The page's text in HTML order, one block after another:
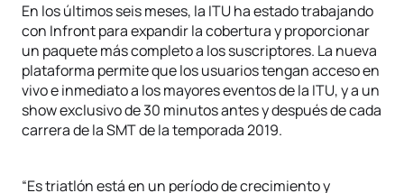
En los últimos seis meses, la ITU ha estado trabajando
con Infront para expandir la cobertura y proporcionar
un paquete más completo a los suscriptores. La nueva
plataforma permite que los usuarios tengan acceso en
vivo e inmediato a los mayores eventos de la ITU, y a un
show exclusivo de 30 minutos antes y después de cada
carrera de la SMT de la temporada 2019.
“Es triatlón está en un período de crecimiento y